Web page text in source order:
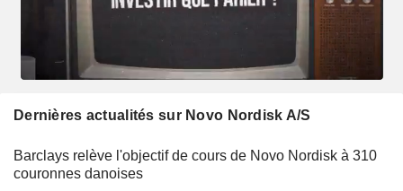
Dernières actualités sur Novo Nordisk A/S
Barclays relève l'objectif de cours de Novo Nordisk à 310
couronnes danoises